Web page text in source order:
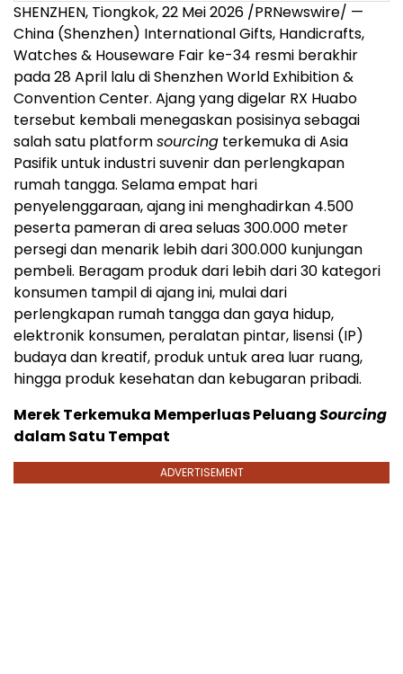
SHENZHEN, Tiongkok, 22 Mei 2026 /PRNewswire/ —
China (Shenzhen) International Gifts, Handicrafts,
Watches & Houseware Fair ke-34 resmi berakhir
pada 28 April lalu di Shenzhen World Exhibition &
Convention Center. Ajang yang digelar RX Huabo
tersebut kembali menegaskan posisinya sebagai
salah satu platformsourcing terkemuka di Asia
Pasifik untuk industri suvenir dan perlengkapan
rumah tangga. Selama empat hari
penyelenggaraan, ajang ini menghadirkan 4.500
peserta pameran di area seluas 300.000 meter
persegi dan menarik lebih dari 300.000 kunjungan
pembeli. Beragam produk dari lebih dari 30 kategori
konsumen tampil di ajang ini, mulai dari
perlengkapan rumah tangga dan gaya hidup,
elektronik konsumen, peralatan pintar, lisensi (IP)
budaya dan kreatif, produk untuk area luar ruang,
hingga produk kesehatan dan kebugaran pribadi.
Merek Terkemuka Memperluas PeluangSourcing
dalam Satu Tempat
ADVERTISEMENT